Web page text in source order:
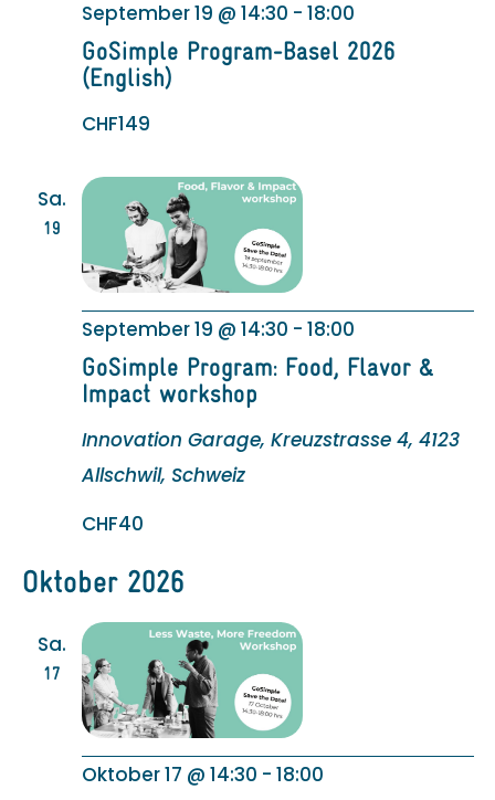
GoSimple Program-Basel 2026
(English)
September 19 @ 14:30 - 18:00
CHF149
Sa.
19
GoSimple Program: Food, Flavor &
Impact workshop
September 19 @ 14:30 - 18:00
Innovation Garage, Kreuzstrasse 4, 4123
Allschwil, Schweiz
CHF40
Oktober 2026
Sa.
17
Oktober 17 @ 14:30 - 18:00